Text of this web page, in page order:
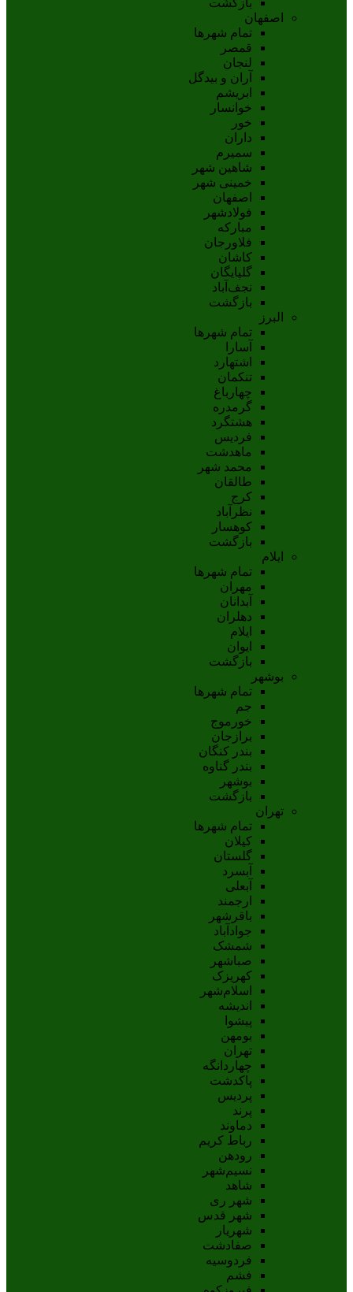
اصفهان
تمام شهر‌ها
قمصر
لنجان
آران و بیدگل
ابریشم
خوانسار
خور
داران
سمیرم
شاهین شهر
خمینی شهر
اصفهان
فولادشهر
مبارکه
فلاورجان
کاشان
گلپايگان
نجف‌آباد
بازگشت
البرز
تمام شهر‌ها
آسارا
اشتهارد
تنکمان
چهارباغ
گرمدره
هشتگرد
فردیس
ماهدشت
محمد شهر
طالقان
کرج
نظرآباد
کوهسار
بازگشت
ایلام
تمام شهر‌ها
مهران
آبدانان
دهلران
ايلام
ايوان
بازگشت
بوشهر
تمام شهر‌ها
جم
خورموج
برازجان
بندر کنگان
بندر گناوه
بوشهر
بازگشت
تهران
تمام شهر‌ها
کیلان
گلستان
آبسرد
آبعلی
ارجمند
باقرشهر
جوادآباد
شمشک
صباشهر
کهریزک
اسلام‌شهر
اندیشه
پيشوا
بومهن
تهران
چهاردانگه
پاکدشت
پردیس
پرند
دماوند
رباط کریم
رودهن
نسيم‌شهر
شاهد
شهر ری
شهر قدس
شهریار
صفادشت
فردوسیه
فشم